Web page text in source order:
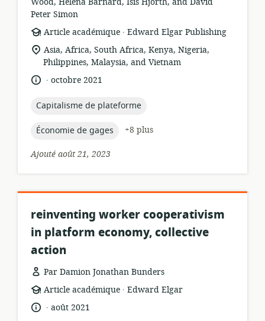
Peter Simon
Format
de
ressource:
Article académique .
éditeur:
Edward Elgar Publishing
Lieu
de
pertinence:
Asia, Africa, South Africa, Kenya, Nigeria,
Philippines, Malaysia, and Vietnam
langue:
.
date
publication:
octobre 2021
topic:
Capitalisme de plateforme
topic:
Économie de gages
+8 plus
Ajouté août 21, 2023
reinventing worker cooperativism
in platform economy, collective
action
Par Damion Jonathan Bunders
Format
ressource:
Article académique .
éditeur:
Edward Elgar
langue:
.
dateaoût 2021